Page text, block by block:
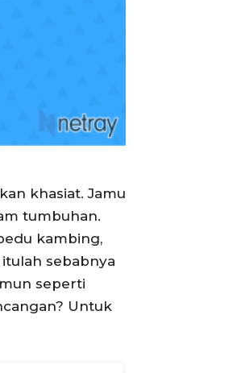
khasiat. Jamu
tumbuhan.
kambing,
sebabnya
seperti
Untuk